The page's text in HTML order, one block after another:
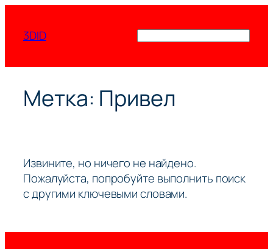
содержимому
3DID
Метка: Привел
Извините, но ничего не найдено.
Пожалуйста, попробуйте выполнить поиск
с другими ключевыми словами.